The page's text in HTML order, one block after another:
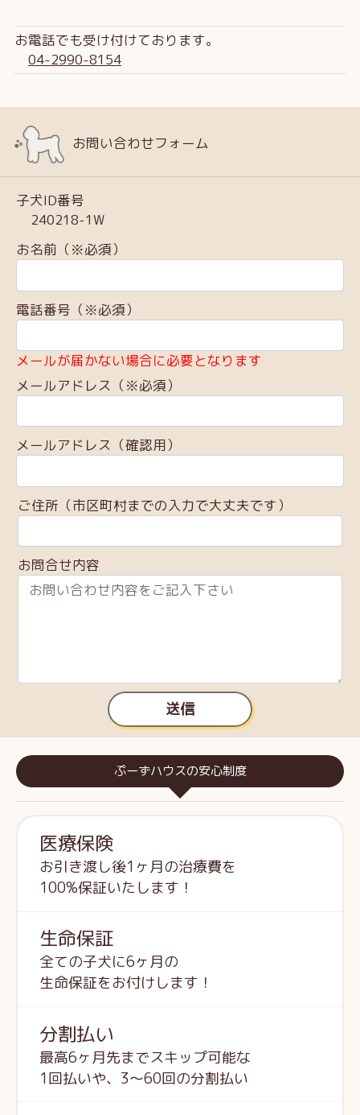
お電話でも受け付けております。
04-2990-8154
お問い合わせフォーム
子犬ID番号
240218-1W
お名前（※必須）
電話番号（※必須）
メールが届かない場合に必要となります
メールアドレス（※必須）
メールアドレス（確認用）
ご住所（市区町村までの入力で大丈夫です）
お問合せ内容
送信
ぷーずハウスの安心制度
医療保険
お引き渡し後1ヶ月の治療費を
100%保証いたします！
生命保証
全ての子犬に6ヶ月の
生命保証をお付けします！
分割払い
最高6ヶ月先までスキップ可能な
1回払いや、3～60回の分割払い